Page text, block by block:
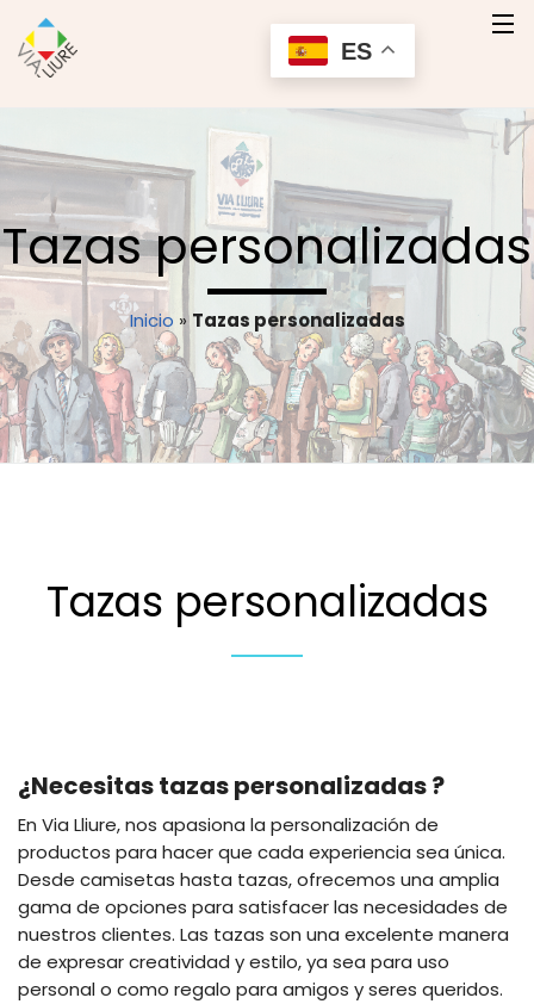
Quienes Somos
Nuestros Productos
Servicios
Contacto
Contactar
Tazas personalizadas
Inicio »Tazas personalizadas
Tazas personalizadas
¿Necesitas tazas personalizadas ?
En Via Lliure, nos apasiona la personalización de
productos para hacer que cada experiencia sea única.
Desde camisetas hasta tazas, ofrecemos una amplia
gama de opciones para satisfacer las necesidades de
nuestros clientes. Las tazas son una excelente manera
de expresar creatividad y estilo, ya sea para uso
personal o como regalo para amigos y seres queridos.
ES